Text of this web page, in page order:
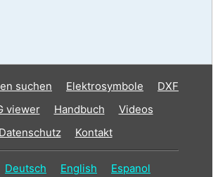
suchen Elektrosymbole
DXF
viewer
Handbuch
Videos
Datenschutz
Kontakt
Deutsch English Espanol